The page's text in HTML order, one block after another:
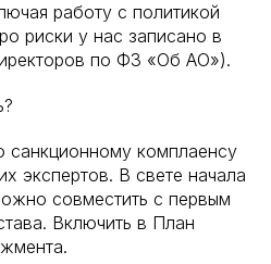
работу с политикой
риски у нас записано в
по ФЗ «Об АО»).
санкционному комплаенсу
экспертов. В свете начала
совместить с первым
Включить в План